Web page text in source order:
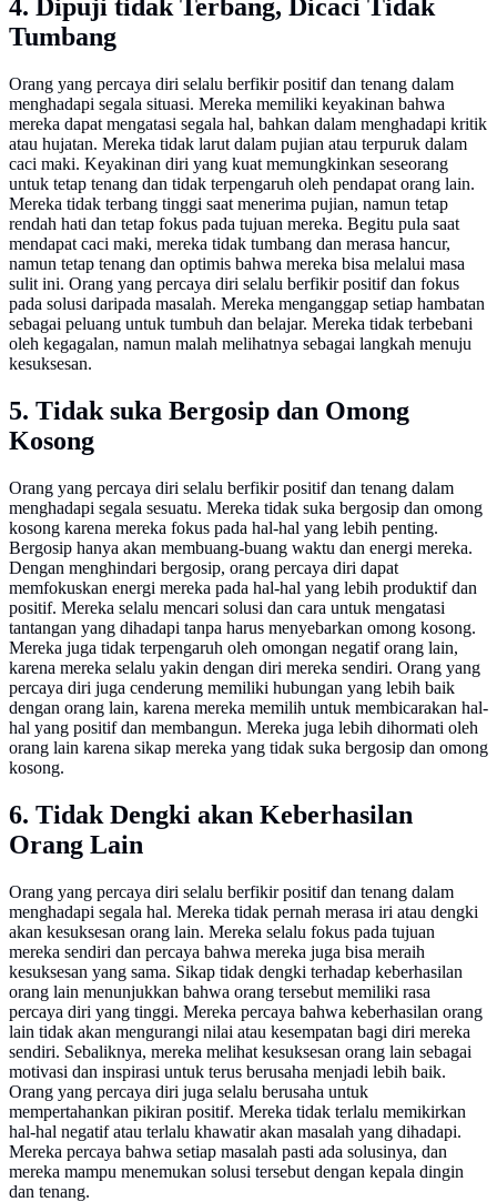
4. Dipuji tidak Terbang, Dicaci Tidak
Tumbang
Orang yang percaya diri selalu berfikir positif dan tenang dalam
menghadapi segala situasi. Mereka memiliki keyakinan bahwa
mereka dapat mengatasi segala hal, bahkan dalam menghadapi kritik
atau hujatan. Mereka tidak larut dalam pujian atau terpuruk dalam
caci maki. Keyakinan diri yang kuat memungkinkan seseorang
untuk tetap tenang dan tidak terpengaruh oleh pendapat orang lain.
Mereka tidak terbang tinggi saat menerima pujian, namun tetap
rendah hati dan tetap fokus pada tujuan mereka. Begitu pula saat
mendapat caci maki, mereka tidak tumbang dan merasa hancur,
namun tetap tenang dan optimis bahwa mereka bisa melalui masa
sulit ini. Orang yang percaya diri selalu berfikir positif dan fokus
pada solusi daripada masalah. Mereka menganggap setiap hambatan
sebagai peluang untuk tumbuh dan belajar. Mereka tidak terbebani
oleh kegagalan, namun malah melihatnya sebagai langkah menuju
kesuksesan.
5. Tidak suka Bergosip dan Omong
Kosong
Orang yang percaya diri selalu berfikir positif dan tenang dalam
menghadapi segala sesuatu. Mereka tidak suka bergosip dan omong
kosong karena mereka fokus pada hal-hal yang lebih penting.
Bergosip hanya akan membuang-buang waktu dan energi mereka.
Dengan menghindari bergosip, orang percaya diri dapat
memfokuskan energi mereka pada hal-hal yang lebih produktif dan
positif. Mereka selalu mencari solusi dan cara untuk mengatasi
tantangan yang dihadapi tanpa harus menyebarkan omong kosong.
Mereka juga tidak terpengaruh oleh omongan negatif orang lain,
karena mereka selalu yakin dengan diri mereka sendiri. Orang yang
percaya diri juga cenderung memiliki hubungan yang lebih baik
dengan orang lain, karena mereka memilih untuk membicarakan hal-
hal yang positif dan membangun. Mereka juga lebih dihormati oleh
orang lain karena sikap mereka yang tidak suka bergosip dan omong
kosong.
6. Tidak Dengki akan Keberhasilan
Orang Lain
Orang yang percaya diri selalu berfikir positif dan tenang dalam
menghadapi segala hal. Mereka tidak pernah merasa iri atau dengki
akan kesuksesan orang lain. Mereka selalu fokus pada tujuan
mereka sendiri dan percaya bahwa mereka juga bisa meraih
kesuksesan yang sama. Sikap tidak dengki terhadap keberhasilan
orang lain menunjukkan bahwa orang tersebut memiliki rasa
percaya diri yang tinggi. Mereka percaya bahwa keberhasilan orang
lain tidak akan mengurangi nilai atau kesempatan bagi diri mereka
sendiri. Sebaliknya, mereka melihat kesuksesan orang lain sebagai
motivasi dan inspirasi untuk terus berusaha menjadi lebih baik.
Orang yang percaya diri juga selalu berusaha untuk
mempertahankan pikiran positif. Mereka tidak terlalu memikirkan
hal-hal negatif atau terlalu khawatir akan masalah yang dihadapi.
Mereka percaya bahwa setiap masalah pasti ada solusinya, dan
mereka mampu menemukan solusi tersebut dengan kepala dingin
dan tenang.